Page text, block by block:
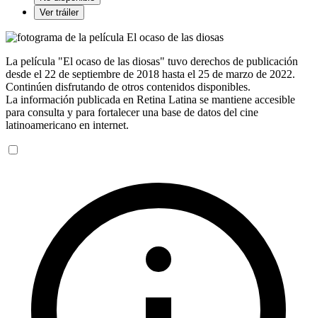
Ver tráiler
La película "El ocaso de las diosas" tuvo derechos de publicación
desde el 22 de septiembre de 2018 hasta el 25 de marzo de 2022.
Continúen disfrutando de otros contenidos disponibles.
La información publicada en Retina Latina se mantiene accesible
para consulta y para fortalecer una base de datos del cine
latinoamericano en internet.